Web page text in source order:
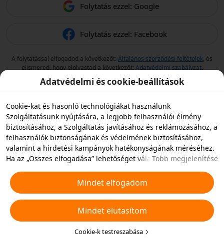
Folytatás ezzel: Google
Folytatás ezzel: Facebook
A folytatással elfogadod a következőt: Általános szerződési feltételek, és
elismered, hogy elolvastad a következőt: Adatvédelmi szabályzat.
Adatvédelmi és cookie-beállítások
Cookie-kat és hasonló technológiákat használunk
Szolgáltatásunk nyújtására, a legjobb felhasználói élmény
biztosításához, a Szolgáltatás javításához és reklámozásához, a
felhasználók biztonságának és védelmének biztosításához,
valamint a hirdetési kampányok hatékonyságának méréséhez.
Ha az „Összes elfogadása” lehetőséget választja, akkor
hasonló technológiákat tároljunk az eszközén hirdetési célokra.
Elutasíthatja az összes nem alapvető cookie-t, vagy az alábbi
„Cookie-k testreszabása” gombra kattintva vagy az adatvédelmi
beállításoknál bármikor kiválaszthatja, hogy mely típusú
cookie-kat szeretné elfogadni vagy letiltani. További
Cookie-kra és hasonló technológiákra
Több megjelenítése
Mindet elfogadom
Mindet elutasítom
Cookie-k testreszabása